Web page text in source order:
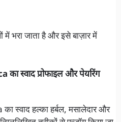
में भरा जाता है और इसे बाज़ार में
स्वाद प्रोफाइल और पेयरिंग
हल्का हर्बल, मसालेदार और